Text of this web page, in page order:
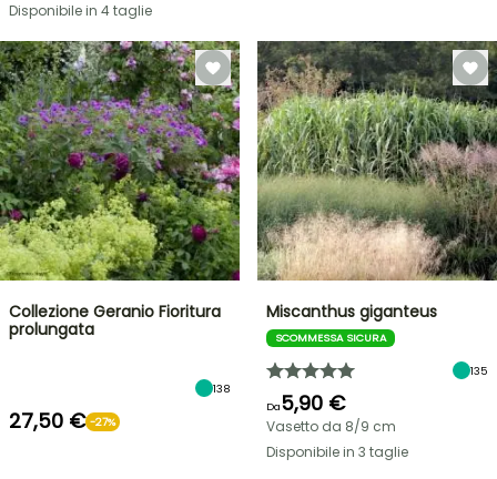
Disponibile in 4 taglie
Collezione Geranio Fioritura
prolungata
138
27,50 € -27%
Miscanthus giganteus
SCOMMESSA SICURA
135
Da5,90 €
Vasetto da 8/9 cm
Disponibile in 3 taglie